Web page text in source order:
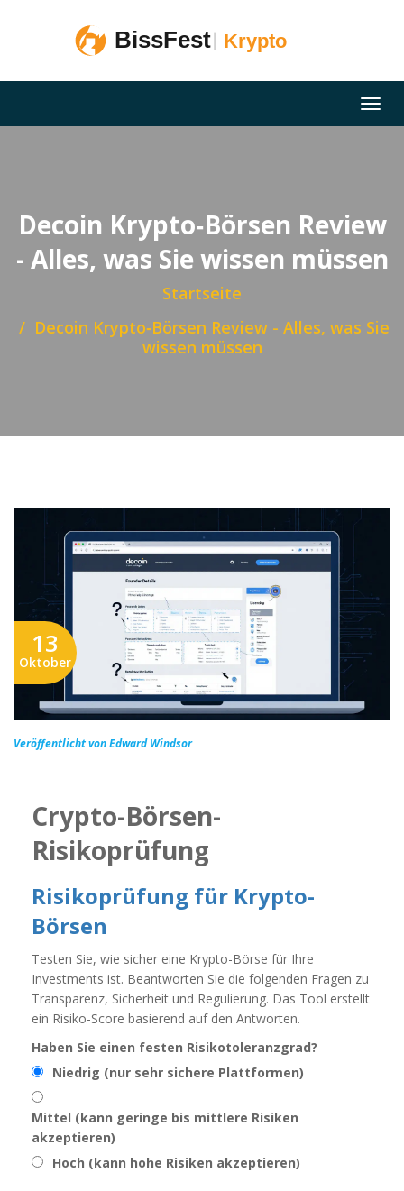
Decoin Krypto‑Börsen Review
- Alles, was Sie wissen müssen
Startseite
Decoin Krypto‑Börsen Review - Alles, was Sie
wissen müssen
13
Oktober
Veröffentlicht von Edward Windsor
Crypto-Börsen-
Risikoprüfung
Risikoprüfung für Krypto-
Börsen
Testen Sie, wie sicher eine Krypto-Börse für Ihre
Investments ist. Beantworten Sie die folgenden Fragen zu
Transparenz, Sicherheit und Regulierung. Das Tool erstellt
ein Risiko-Score basierend auf den Antworten.
Haben Sie einen festen Risikotoleranzgrad?
Niedrig (nur sehr sichere Plattformen)
Mittel (kann geringe bis mittlere Risiken
akzeptieren)
Hoch (kann hohe Risiken akzeptieren)